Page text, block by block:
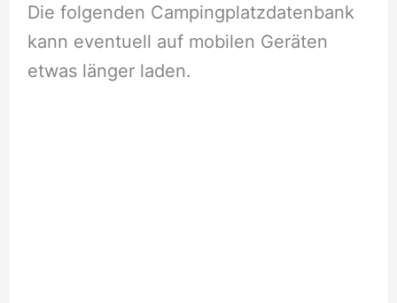
Die folgenden Campingplatzdatenbank
kann eventuell auf mobilen Geräten
etwas länger laden.